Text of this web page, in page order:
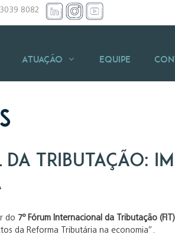
8082
Atuação Equipe
Tributação:
do 7º Fórum Internacional da Tributação (FIT)
da Reforma Tributária na economia”.